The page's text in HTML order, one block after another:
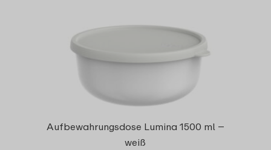
Aufbewahrungsdose Lumina 1500 ml –
weiß